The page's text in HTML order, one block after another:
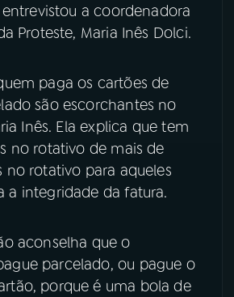
NACIONAL
X
entrevistou a coordenadora
Proteste, Maria Inês Dolci.
paga os cartões de
são escorchantes no
Inês. Ela explica que tem
no rotativo de mais de
no rotativo para aqueles
a integridade da fatura.
aconselha que o
parcelado, ou pague o
porque é uma bola de